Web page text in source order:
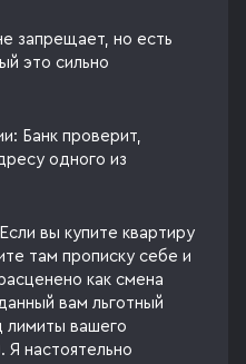
запрещает, но есть
это сильно
Банк проверит,
одного из
вы купите квартиру
там прописку себе и
как смена
вам льготный
лимиты вашего
Я настоятельно